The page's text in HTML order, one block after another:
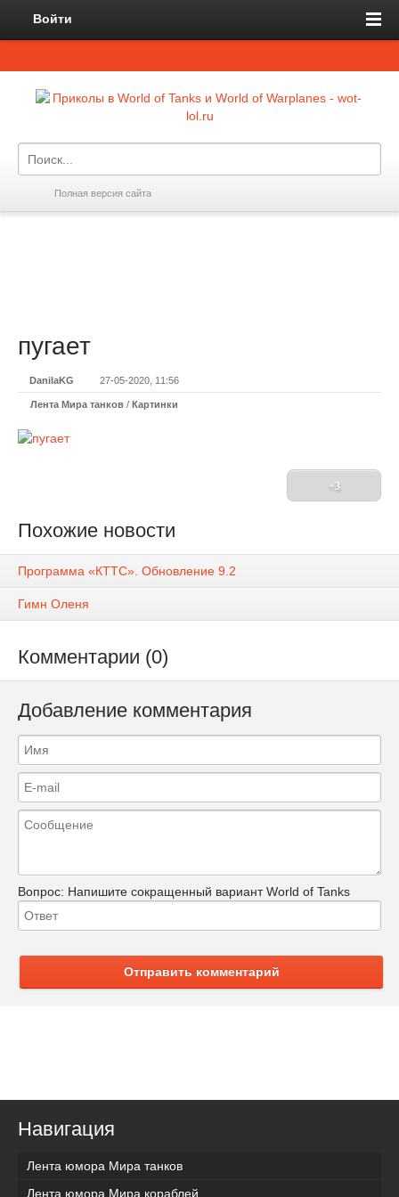
Войти
Полная версия сайта
пугает
DanilaKG 27-05-2020, 11:56
Лента Мира танков / Картинки
+3
Похожие новости
Программа «КТТС». Обновление 9.2
Гимн Оленя
Комментарии (0)
Добавление комментария
Вопрос: Напишите сокращенный вариант World of Tanks
Отправить комментарий
Навигация
Лента юмора Мира танков
Лента юмора Мира кораблей